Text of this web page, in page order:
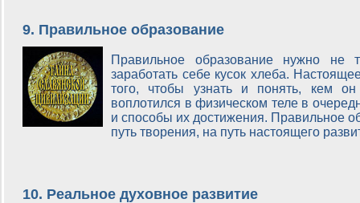
9. Правильное образование
Правильное образование нужно не
заработать себе кусок хлеба.
того, чтобы узнать и понять, кем
воплотился в физическом теле в
и способы их достижения. Правильное
путь творения, на путь настоящего
10. Реальное духовное развитие